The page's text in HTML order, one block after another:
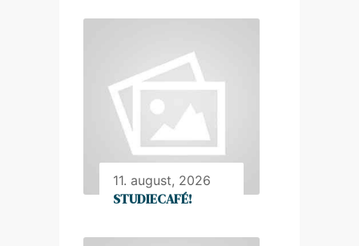
11. august, 2026
STUDIECAFÉ!